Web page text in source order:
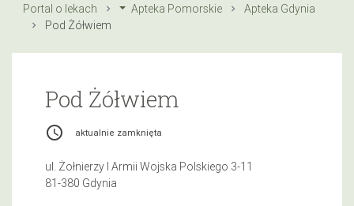
Portal o lekach Apteka Pomorskie
Apteka Gdynia
Pod Żółwiem
Pod Żółwiem
access_time aktualnie zamknięta
ul. Żołnierzy I Armii Wojska Polskiego 3-11
81-380 Gdynia